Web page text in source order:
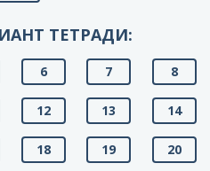
ТЕТРАДИ:
6 7 8
12 13 14
18 19 20